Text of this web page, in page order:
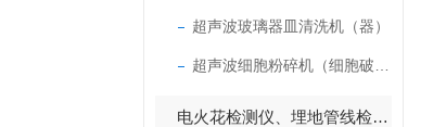
超声波玻璃器皿清洗机（器）
电火花检测仪、埋地管线检测仪